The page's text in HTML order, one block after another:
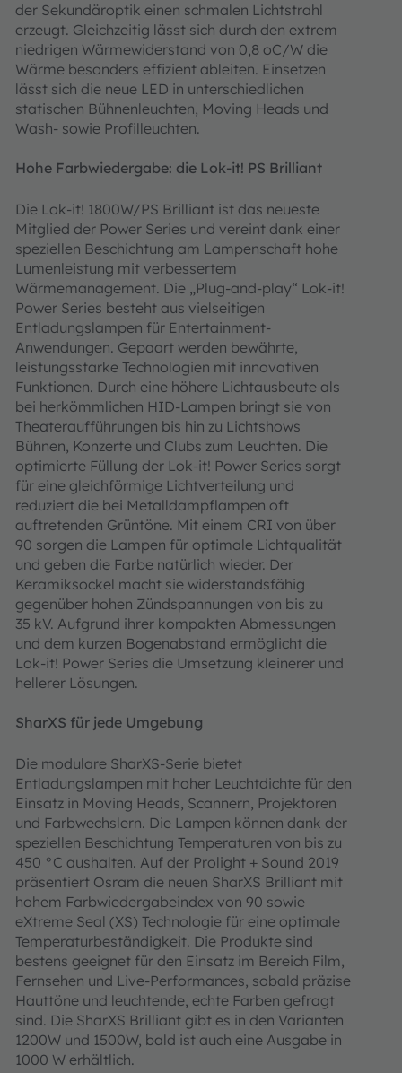
der Sekundäroptik einen schmalen Lichtstrahl
erzeugt. Gleichzeitig lässt sich durch den extrem
niedrigen Wärmewiderstand von 0,8 oC/W die
Wärme besonders effizient ableiten. Einsetzen
lässt sich die neue LED in unterschiedlichen
statischen Bühnenleuchten, Moving Heads und
Wash- sowie Profilleuchten.
Hohe Farbwiedergabe: die Lok-it! PS Brilliant
Die Lok-it! 1800W/PS Brilliant ist das neueste
Mitglied der Power Series und vereint dank einer
speziellen Beschichtung am Lampenschaft hohe
Lumenleistung mit verbessertem
Wärmemanagement. Die „Plug-and-play“ Lok-it!
Power Series besteht aus vielseitigen
Entladungslampen für Entertainment-
Anwendungen. Gepaart werden bewährte,
leistungsstarke Technologien mit innovativen
Funktionen. Durch eine höhere Lichtausbeute als
bei herkömmlichen HID-Lampen bringt sie von
Theateraufführungen bis hin zu Lichtshows
Bühnen, Konzerte und Clubs zum Leuchten. Die
optimierte Füllung der Lok-it! Power Series sorgt
für eine gleichförmige Lichtverteilung und
reduziert die bei Metalldampflampen oft
auftretenden Grüntöne. Mit einem CRI von über
90 sorgen die Lampen für optimale Lichtqualität
und geben die Farbe natürlich wieder. Der
Keramiksockel macht sie widerstandsfähig
gegenüber hohen Zündspannungen von bis zu
35 kV. Aufgrund ihrer kompakten Abmessungen
und dem kurzen Bogenabstand ermöglicht die
Lok-it! Power Series die Umsetzung kleinerer und
hellerer Lösungen.
SharXS für jede Umgebung
Die modulare SharXS-Serie bietet
Entladungslampen mit hoher Leuchtdichte für den
Einsatz in Moving Heads, Scannern, Projektoren
und Farbwechslern. Die Lampen können dank der
speziellen Beschichtung Temperaturen von bis zu
450 °C aushalten. Auf der Prolight + Sound 2019
präsentiert Osram die neuen SharXS Brilliant mit
hohem Farbwiedergabeindex von 90 sowie
eXtreme Seal (XS) Technologie für eine optimale
Temperaturbeständigkeit. Die Produkte sind
bestens geeignet für den Einsatz im Bereich Film,
Fernsehen und Live-Performances, sobald präzise
Hauttöne und leuchtende, echte Farben gefragt
sind. Die SharXS Brilliant gibt es in den Varianten
1200W und 1500W, bald ist auch eine Ausgabe in
1000 W erhältlich.